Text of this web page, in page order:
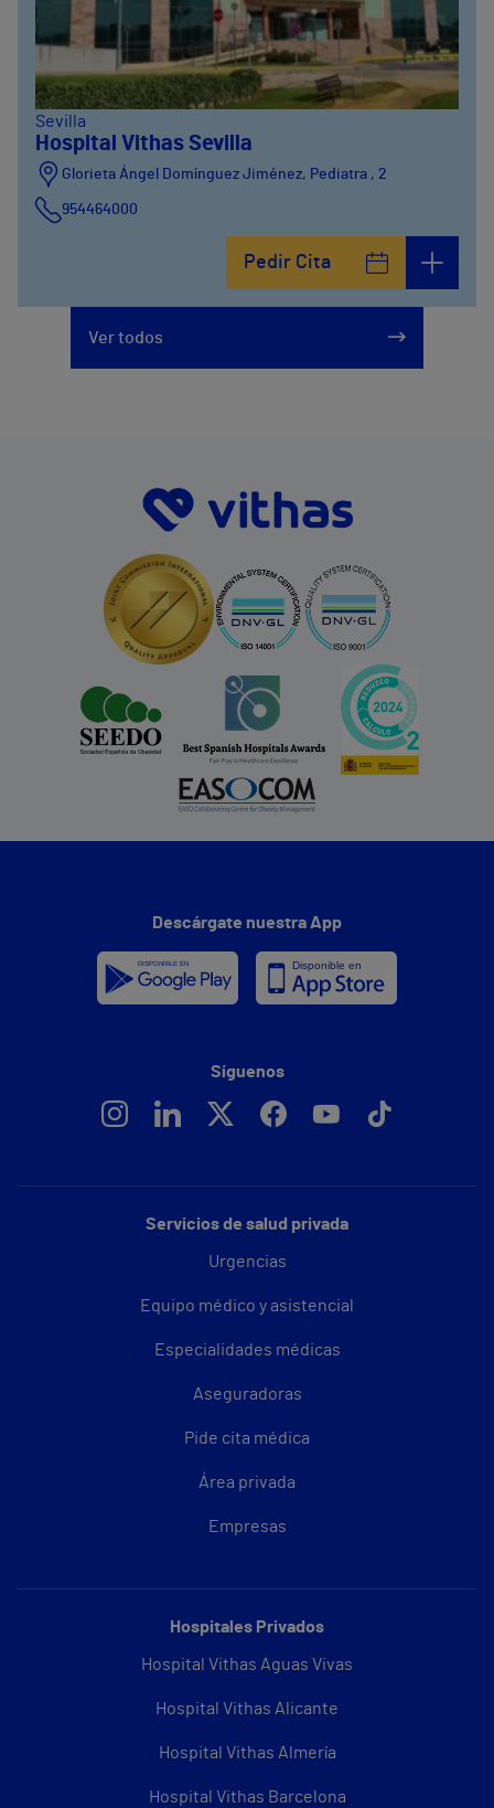
Sevilla
Hospital Vithas Sevilla
Glorieta Ángel Domínguez Jiménez, Pediatra , 2
954464000
Pedir Cita
Ver todos
Servicios de salud privada
Urgencias
Equipo médico y asistencial
Especialidades médicas
Aseguradoras
Pide cita médica
Área privada
Empresas
Hospitales Privados
Hospital Vithas Aguas Vivas
Hospital Vithas Alicante
Hospital Vithas Almería
Hospital Vithas Barcelona
Descárgate nuestra App
Síguenos